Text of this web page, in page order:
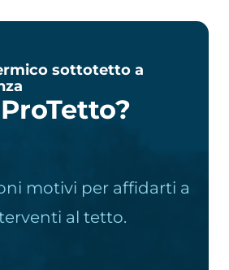
sottotetto a
motivi per affidarti a
al tetto.